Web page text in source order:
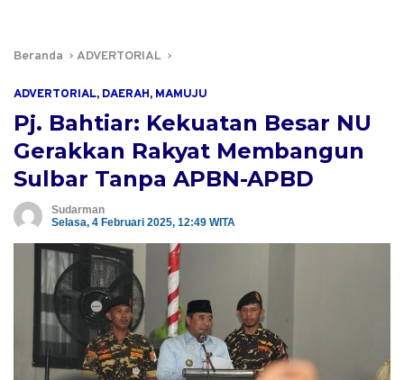
Beranda ADVERTORIAL
ADVERTORIAL, DAERAH, MAMUJU
Pj. Bahtiar: Kekuatan Besar NU
Gerakkan Rakyat Membangun
Sulbar Tanpa APBN-APBD
Sudarman
Selasa, 4 Februari 2025, 12:49 WITA